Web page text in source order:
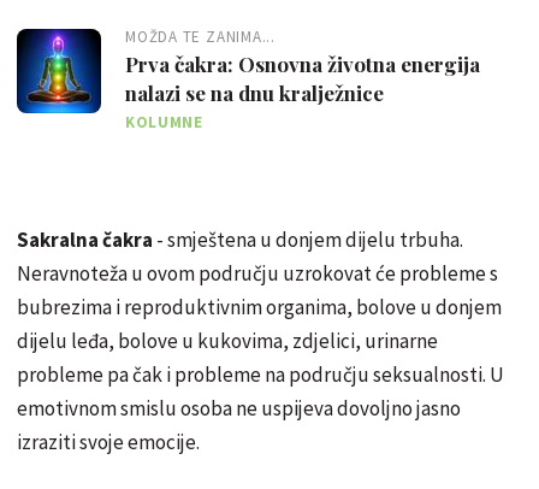
MOŽDA TE ZANIMA...
Prva čakra: Osnovna životna energija
nalazi se na dnu kralježnice
KOLUMNE
Sakralna čakra - smještena u donjem dijelu trbuha.
Neravnoteža u ovom području uzrokovat će probleme s
bubrezima i reproduktivnim organima, bolove u donjem
dijelu leđa, bolove u kukovima, zdjelici, urinarne
probleme pa čak i probleme na području seksualnosti. U
emotivnom smislu osoba ne uspijeva dovoljno jasno
izraziti svoje emocije.